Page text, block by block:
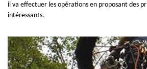
il va effectuer les opérations en proposant des
intéressants.